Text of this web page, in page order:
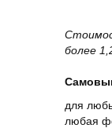
более
для
любая